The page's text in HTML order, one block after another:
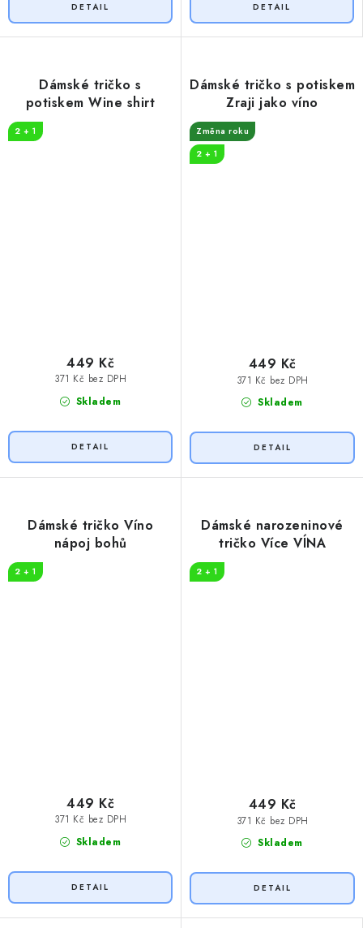
Dámské tričko s
potiskem Wine shirt
2 + 1
Skladem
371 Kč bez DPH
449 Kč
Dámské tričko s potiskem
Zraji jako víno
Změna roku
2 + 1
Skladem
371 Kč bez DPH
449 Kč
Dámské tričko Víno
nápoj bohů
2 + 1
Skladem
371 Kč bez DPH
449 Kč
Dámské narozeninové
tričko Více VÍNA
2 + 1
Skladem
371 Kč bez DPH
449 Kč